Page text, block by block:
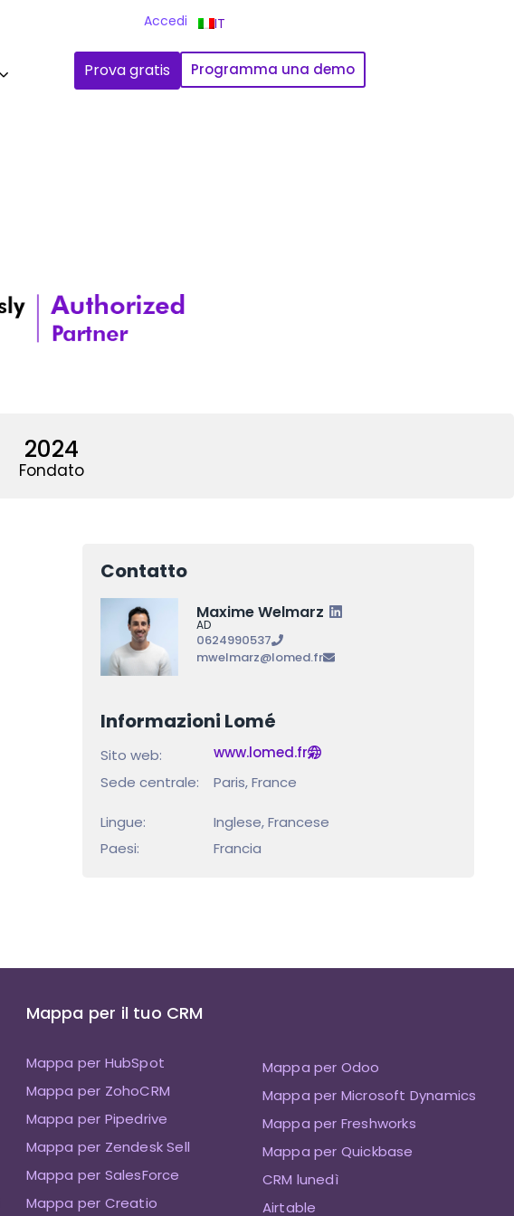
Accedi IT
Prova gratis Programma una demo
2024
Fondato
Contatto
Maxime Welmarz
AD
0624990537
mwelmarz@lomed.fr
Informazioni Lomé
Sito web:
www.lomed.fr
Sede centrale:
Paris, France
Lingue:
Inglese, Francese
Paesi:
Francia
Mappa per il tuo CRM
Mappa per HubSpot
Mappa per ZohoCRM
Mappa per Pipedrive
Mappa per Zendesk Sell
Mappa per SalesForce
Mappa per Creatio
Mappa per Odoo
Mappa per Microsoft Dynamics
Mappa per Freshworks
Mappa per Quickbase
CRM lunedì
Airtable